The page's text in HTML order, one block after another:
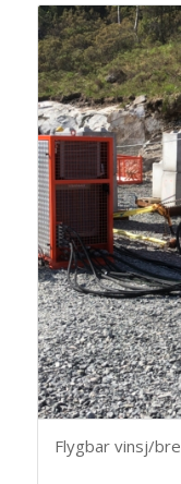
Flygbar vinsj/